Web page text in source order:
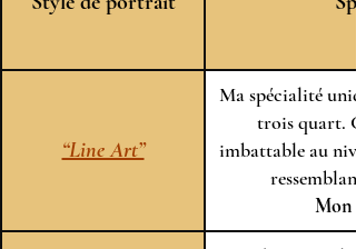
“Line Art”
Ma spécialité
trois quart.
imbattable au
Mon